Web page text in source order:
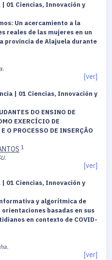
01 Ciencias, Innovación y
Un acercamiento a la
reales de las mujeres en un
provincia de Alajuela durante
[ver]
| 01 Ciencias, Innovación y
DO ENSINO DE
EXERCÍCIO DE
O PROCESSO DE INSERÇÃO
1
[ver]
01 Ciencias, Innovación y
y algorítmica de
basadas en sus
en contexto de COVID-
[ver]